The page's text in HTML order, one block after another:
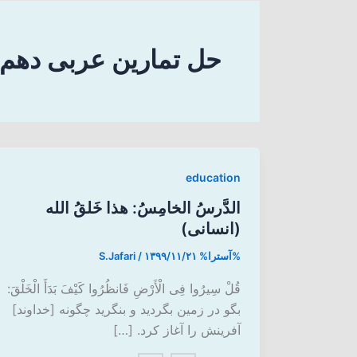
حل تمارین عربی
education
الدَّرسُ الخامِسُ:‌ هذا خَلقُ الله
(انسانی)
%آسترا% S.Jafari / ۱۳۹۹/۱۱/۲۱
قُلْ سِیرُوا فِی الْأَرْضِ فَانظُرُوا کَیْفَ بَدَأَ الْخَلْقَ:
بگو در زمین بگردید و بنگرید چگونه [خداوند]
آفرینش را آغاز کرد. […]